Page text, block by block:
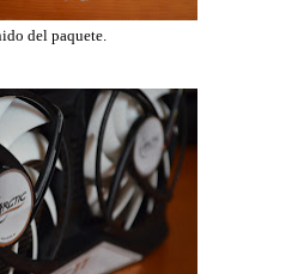
del paquete.